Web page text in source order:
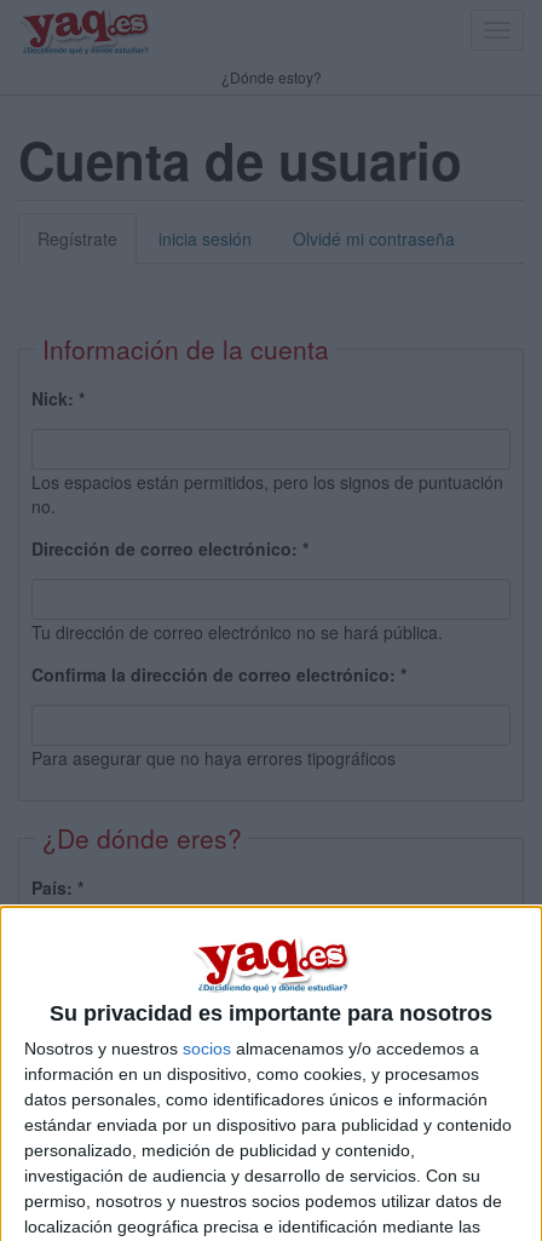
Su privacidad es importante para nosotros
Nosotros y nuestros socios almacenamos y/o accedemos a
información en un dispositivo, como cookies, y procesamos
datos personales, como identificadores únicos e información
estándar enviada por un dispositivo para publicidad y contenido
personalizado, medición de publicidad y contenido,
investigación de audiencia y desarrollo de servicios. Con su
permiso, nosotros y nuestros socios podemos utilizar datos de
localización geográfica precisa e identificación mediante las
¿Dónde estoy?
Cuenta de usuario
Regístrate inicia sesión Olvidé mi contraseña
Información de la cuenta
Nick: *
Los espacios están permitidos, pero los signos de puntuación
no.
Dirección de correo electrónico: *
Tu dirección de correo electrónico no se hará pública.
Confirma la dirección de correo electrónico: *
Para asegurar que no haya errores tipográficos
¿De dónde eres?
País: *
Sobre ti
Soy:*
Chico
Chica